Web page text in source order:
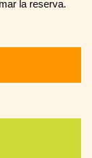
la reserva.